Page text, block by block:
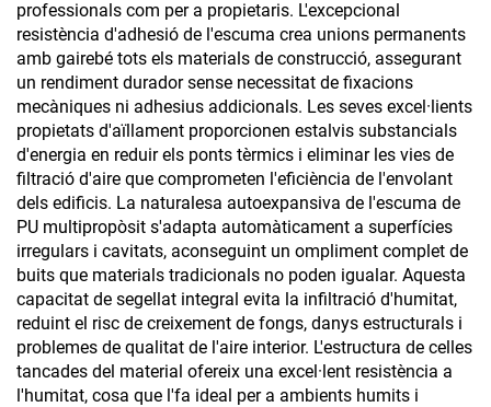
professionals com per a propietaris. L'excepcional
resistència d'adhesió de l'escuma crea unions permanents
amb gairebé tots els materials de construcció, assegurant
un rendiment durador sense necessitat de fixacions
mecàniques ni adhesius addicionals. Les seves excel·lients
propietats d'aïllament proporcionen estalvis substancials
d'energia en reduir els ponts tèrmics i eliminar les vies de
filtració d'aire que comprometen l'eficiència de l'envolant
dels edificis. La naturalesa autoexpansiva de l'escuma de
PU multipropòsit s'adapta automàticament a superfícies
irregulars i cavitats, aconseguint un ompliment complet de
buits que materials tradicionals no poden igualar. Aquesta
capacitat de segellat integral evita la infiltració d'humitat,
reduint el risc de creixement de fongs, danys estructurals i
problemes de qualitat de l'aire interior. L'estructura de celles
tancades del material ofereix una excel·lent resistència a
l'humitat, cosa que l'fa ideal per a ambients humits i